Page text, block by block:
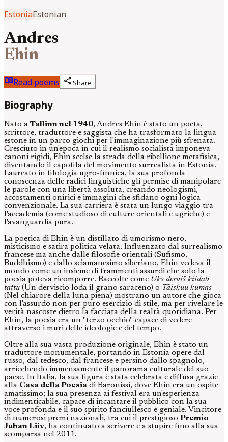
EstoniaEstonian
Andres
Ehin
menu_bookRead poems shareShare
Biography
Nato a Tallinn nel 1940, Andres Ehin è stato un poeta,
scrittore, traduttore e saggista che ha trasformato la lingua
estone in un parco giochi per l'immaginazione più sfrenata.
Cresciuto in un'epoca in cui il realismo socialista imponeva
canoni rigidi, Ehin scelse la strada della ribellione metafisica,
diventando il capofila del movimento surrealista in Estonia.
Laureato in filologia ugro-finnica, la sua profonda
conoscenza delle radici linguistiche gli permise di manipolare
le parole con una libertà assoluta, creando neologismi,
accostamenti onirici e immagini che sfidano ogni logica
convenzionale. La sua carriera è stata un lungo viaggio tra
l'accademia (come studioso di culture orientali e ugriche) e
l'avanguardia pura.
La poetica di Ehin è un distillato di umorismo nero,
misticismo e satira politica velata. Influenzato dal surrealismo
francese ma anche dalle filosofie orientali (Sufismo,
Buddhismo) e dallo sciamanesimo siberiano, Ehin vedeva il
mondo come un insieme di frammenti assurdi che solo la
poesia poteva ricomporre. Raccolte come Uks derviš kiidab
tattu (Un derviscio loda il grano saraceno) o Täiskuu kumas
(Nel chiarore della luna piena) mostrano un autore che gioca
con l'assurdo non per puro esercizio di stile, ma per rivelare le
verità nascoste dietro la facciata della realtà quotidiana. Per
Ehin, la poesia era un "terzo occhio" capace di vedere
attraverso i muri delle ideologie e del tempo.
Oltre alla sua vasta produzione originale, Ehin è stato un
traduttore monumentale, portando in Estonia opere dal
russo, dal tedesco, dal francese e persino dallo spagnolo,
arricchendo immensamente il panorama culturale del suo
paese. In Italia, la sua figura è stata celebrata e diffusa grazie
alla Casa della Poesia di Baronissi, dove Ehin era un ospite
amatissimo; la sua presenza ai festival era un'esperienza
indimenticabile, capace di incantare il pubblico con la sua
voce profonda e il suo spirito fanciullesco e geniale. Vincitore
di numerosi premi nazionali, tra cui il prestigioso Premio
Juhan Liiv, ha continuato a scrivere e a stupire fino alla sua
scomparsa nel 2011.